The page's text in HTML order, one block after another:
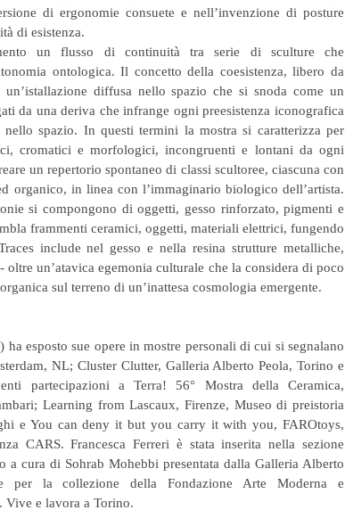
di ergonomie consuete e nell’invenzione di posture
di esistenza.
un flusso di continuità tra serie di sculture che
ontologica. Il concetto della coesistenza, libero da
un’istallazione diffusa nello spazio che si snoda come un
da una deriva che infrange ogni preesistenza iconografica
spazio. In questi termini la mostra si caratterizza per
cromatici e morfologici, incongruenti e lontani da ogni
un repertorio spontaneo di classi scultoree, ciascuna con
organico, in linea con l’immaginario biologico dell’artista.
si compongono di oggetti, gesso rinforzato, pigmenti e
frammenti ceramici, oggetti, materiali elettrici, fungendo
include nel gesso e nella resina strutture metalliche,
un’atavica egemonia culturale che la considera di poco
sul terreno di un’inattesa cosmologia emergente.
esposto sue opere in mostre personali di cui si segnalano
NL; Cluster Clutter, Galleria Alberto Peola, Torino e
partecipazioni a Terra! 56° Mostra della Ceramica,
Learning from Lascaux, Firenze, Museo di preistoria
e You can deny it but you carry it with you, FAROtoys,
CARS. Francesca Ferreri è stata inserita nella sezione
a cura di Sohrab Mohebbi presentata dalla Galleria Alberto
per la collezione della Fondazione Arte Moderna e
Vive e lavora a Torino.